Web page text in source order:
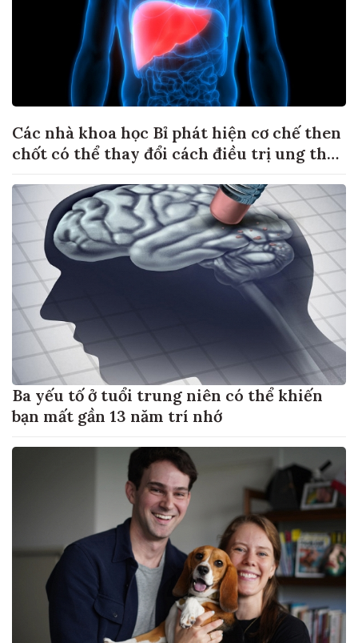
Các nhà khoa học Bỉ phát hiện cơ chế then
chốt có thể thay đổi cách điều trị ung thư
Ba yếu tố ở tuổi trung niên có thể khiến
bạn mất gần 13 năm trí nhớ